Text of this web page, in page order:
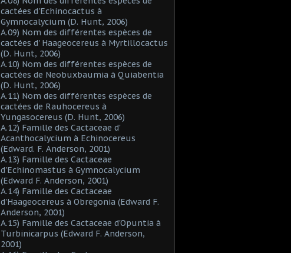
cactées d'Echinocactus à
Gymnocalycium (D. Hunt, 2006)
A.09) Nom des différentes espèces de
cactées d' Haageocereus à Myrtillocactus
(D. Hunt, 2006)
A.10) Nom des différentes espèces de
cactées de Neobuxbaumia à Quiabentia
(D. Hunt, 2006)
A.11) Nom des différentes espèces de
cactées de Rauhocereus à
Yungasocereus (D. Hunt, 2006)
A.12) Famille des Cactaceae d'
Acanthocalycium à Echinocereus
(Edward. F. Anderson, 2001)
A.13) Famille des Cactaceae
d'Echinomastus à Gymnocalycium
(Edward F. Anderson, 2001)
A.14) Famille des Cactaceae
d'Haageocereus à Obregonia (Edward F.
Anderson, 2001)
A.15) Famille des Cactaceae d'Opuntia à
Turbinicarpus (Edward F. Anderson,
2001)